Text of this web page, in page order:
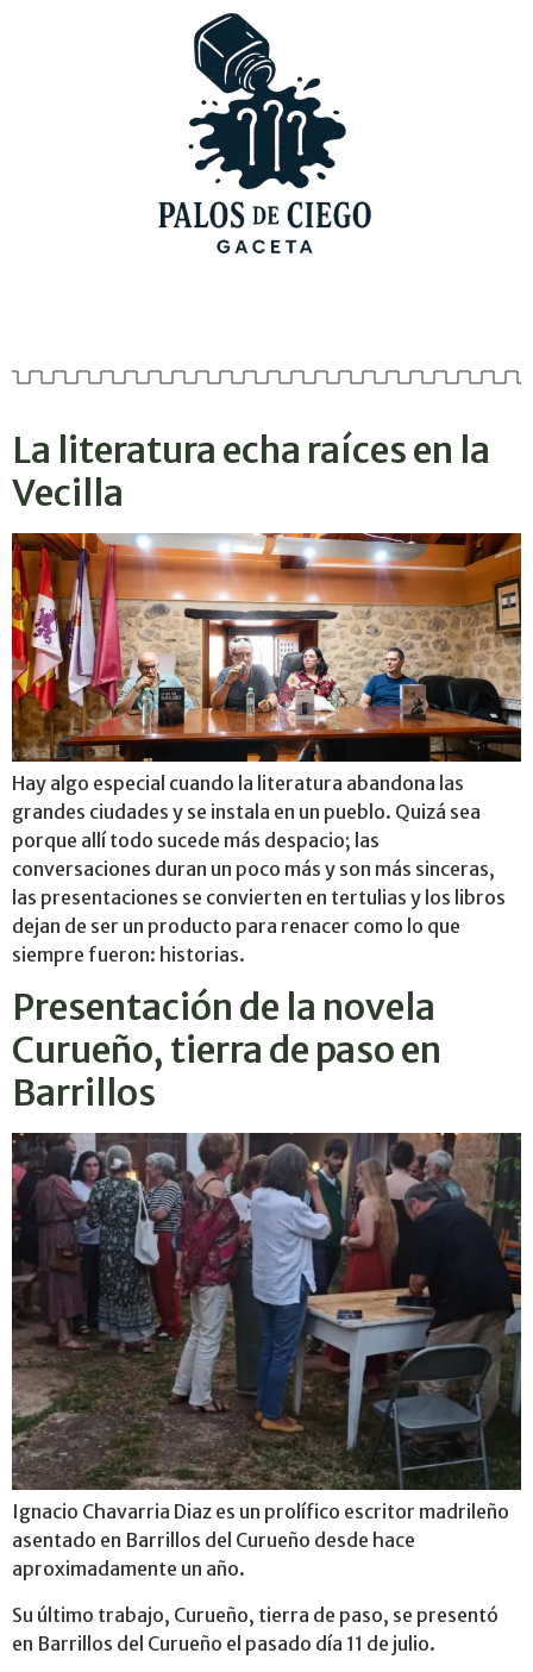
La literatura echa raíces en la
Vecilla
Hay algo especial cuando la literatura abandona las
grandes ciudades y se instala en un pueblo. Quizá sea
porque allí todo sucede más despacio; las
conversaciones duran un poco más y son más sinceras,
las presentaciones se convierten en tertulias y los libros
dejan de ser un producto para renacer como lo que
siempre fueron: historias.
Presentación de la novela
Curueño, tierra de paso en
Barrillos
Ignacio Chavarria Diaz es un prolífico escritor madrileño
asentado en Barrillos del Curueño desde hace
aproximadamente un año.
Su último trabajo, Curueño, tierra de paso, se presentó
en Barrillos del Curueño el pasado día 11 de julio.